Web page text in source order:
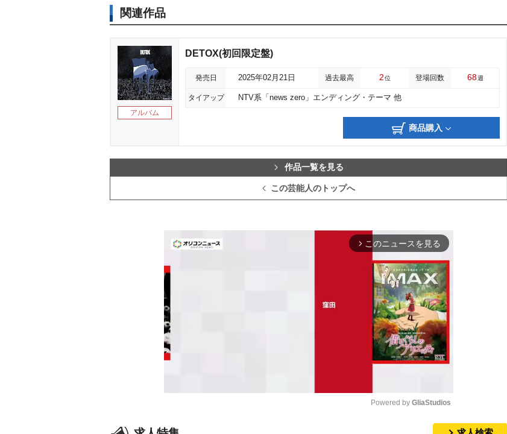
関連作品
アルバム
DETOX(初回限定盤)
発売日 2025年02月21日 過去最高 2位 登場回数 68週
タイアップ NTV系「news zero」エンディング・テーマ 他
商品購入
作品一覧を見る
この芸能人のトップへ
arrow_forward_ios このニュースを見る
Powered by GliaStudios